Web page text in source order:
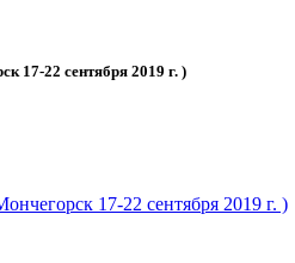
17-22 сентября 2019 г. )
17-22 сентября 2019 г. )